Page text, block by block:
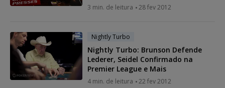
3 min. de leitura 28 fev 2012
Nightly Turbo
Nightly Turbo: Brunson Defende
Lederer, Seidel Confirmado na
Premier League e Mais
4 min. de leitura 22 fev 2012